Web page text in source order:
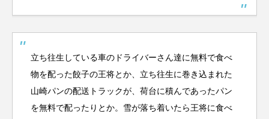
立ち往生している車のドライバーさん達に無料で食べ
物を配った餃子の王将とか、立ち往生に巻き込まれた
山崎パンの配送トラックが、荷台に積んであったパン
を無料で配ったりとか。雪が落ち着いたら王将に食べ